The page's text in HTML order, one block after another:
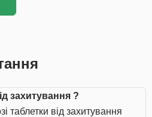
захитування ?
таблетки від захитування